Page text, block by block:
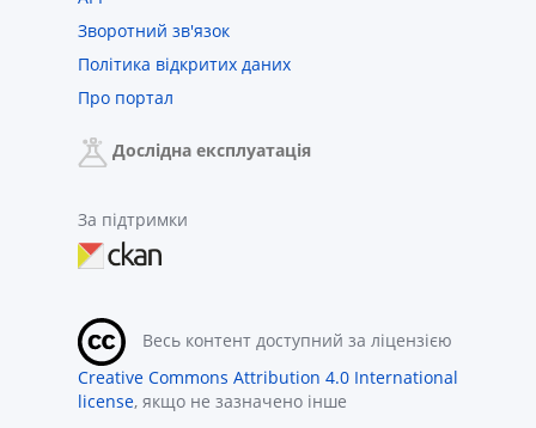
Зворотний зв'язок
Політика відкритих даних
Про портал
Дослідна експлуатація
За підтримки
Весь контент доступний за ліцензією
Creative Commons Attribution 4.0 International
license, якщо не зазначено інше